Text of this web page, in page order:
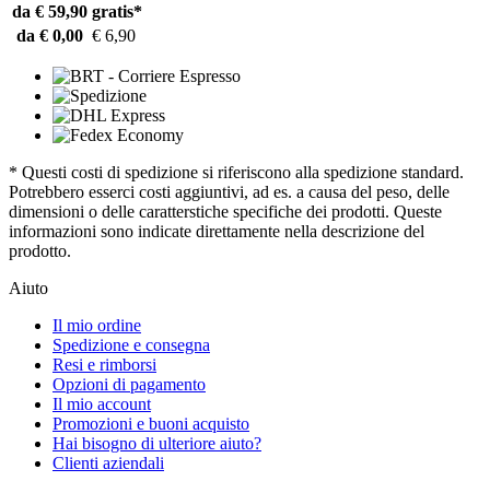
da € 59,90 gratis*
da € 0,00 € 6,90
* Questi costi di spedizione si riferiscono alla spedizione standard.
Potrebbero esserci costi aggiuntivi, ad es. a causa del peso, delle
dimensioni o delle caratterstiche specifiche dei prodotti. Queste
informazioni sono indicate direttamente nella descrizione del
prodotto.
Aiuto
Il mio ordine
Spedizione e consegna
Resi e rimborsi
Opzioni di pagamento
Il mio account
Promozioni e buoni acquisto
Hai bisogno di ulteriore aiuto?
Clienti aziendali